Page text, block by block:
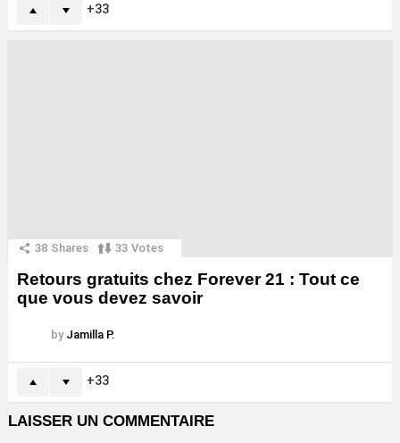
33
38 Shares 33 Votes
Retours gratuits chez Forever 21 : Tout ce
que vous devez savoir
by Jamilla P.
33
LAISSER UN COMMENTAIRE